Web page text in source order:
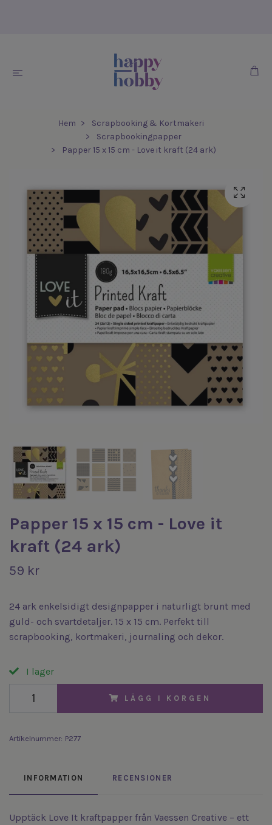
Hem
Scrapbooking & Kortmakeri
Scrapbookingpapper
Papper 15 x 15 cm - Love it kraft (24 ark)
Papper 15 x 15 cm - Love it
kraft (24 ark)
59 kr
24 ark enkel­sidigt designpapper i naturligt brunt med
guld- och svartdetaljer. 15 x 15 cm. Perfekt till
scrapbooking, kortmakeri, journaling och dekor.
I lager
LÄGG I KORGEN
Artikelnummer: P277
INFORMATION RECENSIONER
Upptäck Love It kraftpapper från Vaessen Creative – ett